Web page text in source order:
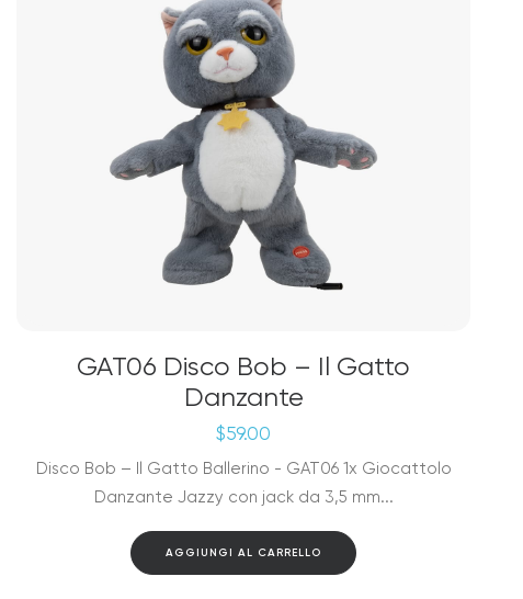
GAT06 Disco Bob – Il Gatto
Danzante
$59.00
Disco Bob – Il Gatto Ballerino - GAT06 1x Giocattolo
Danzante Jazzy con jack da 3,5 mm...
AGGIUNGI AL CARRELLO